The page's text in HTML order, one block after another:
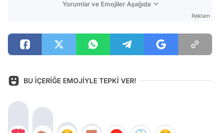
Yorumlar ve Emojiler Aşağıda
Reklam
BU İÇERİĞE EMOJİYLE TEPKİ VER!